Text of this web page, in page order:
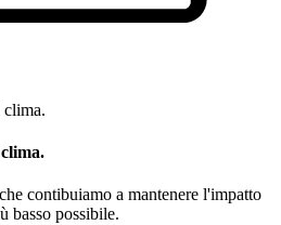
contibuiamo a mantenere l'impatto
basso possibile.